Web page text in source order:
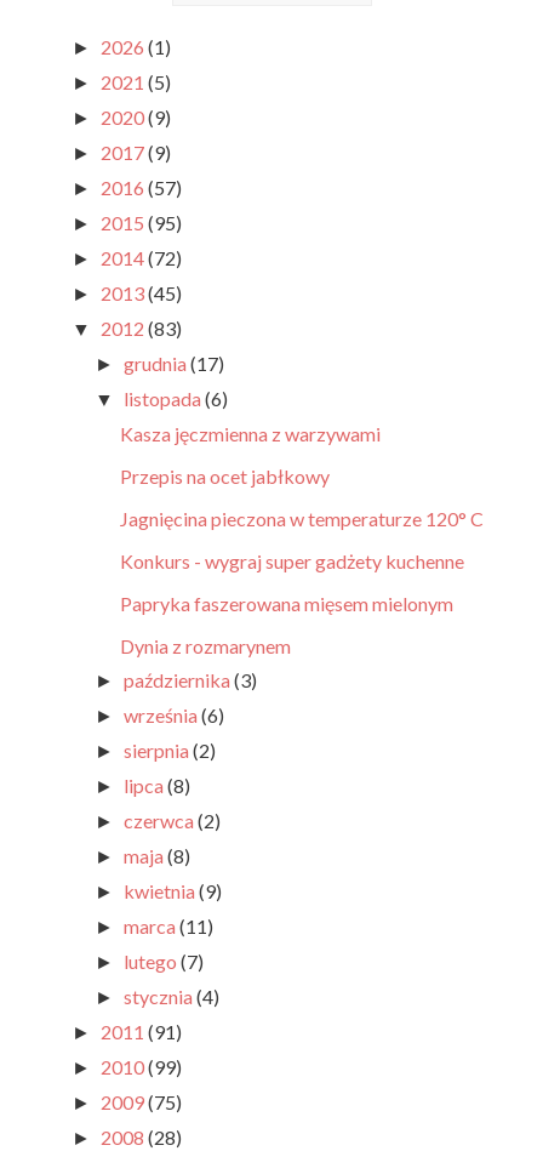
► 2026 (1)
► 2021 (5)
► 2020(9)
► 2017(9)
► 2016 (57)
► 2015 (95)
► 2014(72)
► 2013(45)
▼ 2012 (83)
►grudnia(17)
▼ listopada(6)
Kasza jęczmienna z warzywami
Przepis na ocet jabłkowy
Jagnięcina pieczona w temperaturze 120° C
Konkurs - wygraj super gadżety kuchenne
Papryka faszerowana mięsem mielonym
Dynia z rozmarynem
►października(3)
►września(6)
►sierpnia(2)
► lipca(8)
►czerwca(2)
►maja(8)
► kwietnia(9)
►marca(11)
► lutego(7)
►stycznia(4)
► 2011 (91)
► 2010(99)
► 2009(75)
► 2008 (28)